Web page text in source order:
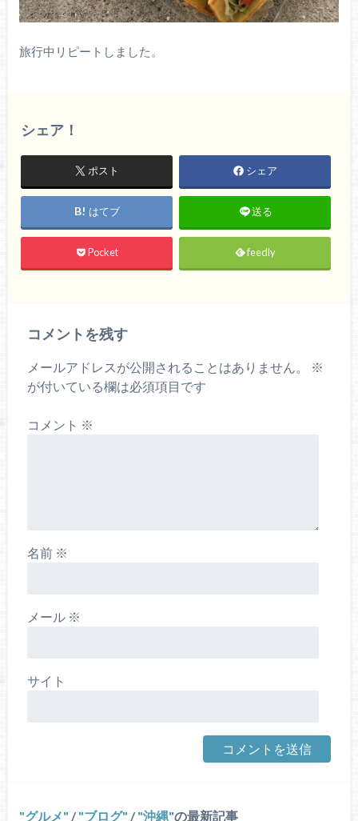
旅行中リピートしました。
シェア！
ポスト シェア
はてブ 送る
Pocket feedly
コメントを残す
メールアドレスが公開されることはありません。
※
が付いている欄は必須項目です
コメント ※
名前 ※
メール ※
サイト
グルメ / ブログ / 沖縄 の最新記事